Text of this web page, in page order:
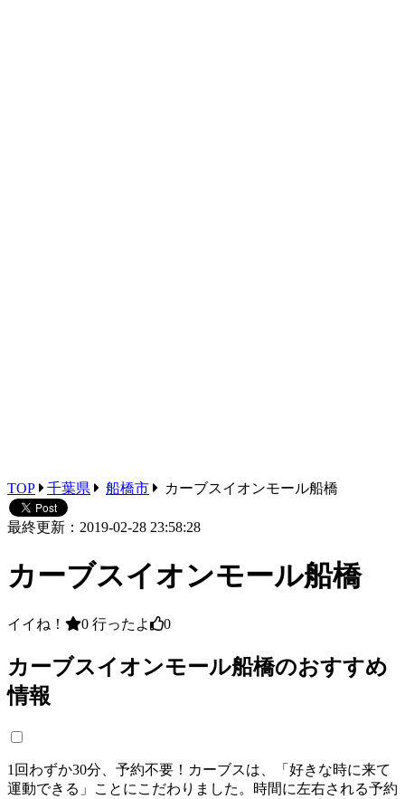
TOP 千葉県 船橋市 カーブスイオンモール船橋
最終更新：2019-02-28 23:58:28
カーブスイオンモール船橋
イイね！ 0 行ったよ 0
カーブスイオンモール船橋のおすすめ
情報
1回わずか30分、予約不要！カーブスは、「好きな時に来て
運動できる」ことにこだわりました。時間に左右される予約